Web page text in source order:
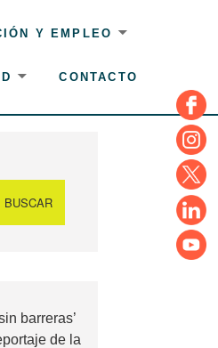
Y EMPLEO
CONTACTO
BUSCAR
barreras’
de la